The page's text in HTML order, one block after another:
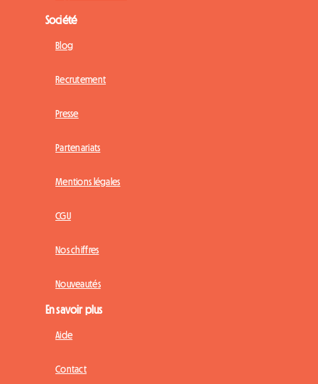
Société
Blog
Recrutement
Presse
Partenariats
Mentions légales
CGU
Nos chiffres
Nouveautés
En savoir plus
Aide
Contact